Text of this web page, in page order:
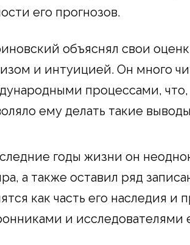
его прогнозов.
объяснял свои
и интуицией. Он много
процессами,
ему делать такие
годы жизни он
а также оставил ряд
как часть его наследия
и исследователями